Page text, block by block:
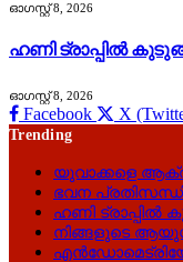
ഓഗസ്റ്റ്‌ 8, 2026
ഹണി ട്രാപ്പിൽ
ഓഗസ്റ്റ്‌ 8, 2026
Facebook X
Trending
യുവാക്കളെ
ഭവന
ഹണി ട്രാപ്പിൽ
നിങ്ങളുടെ